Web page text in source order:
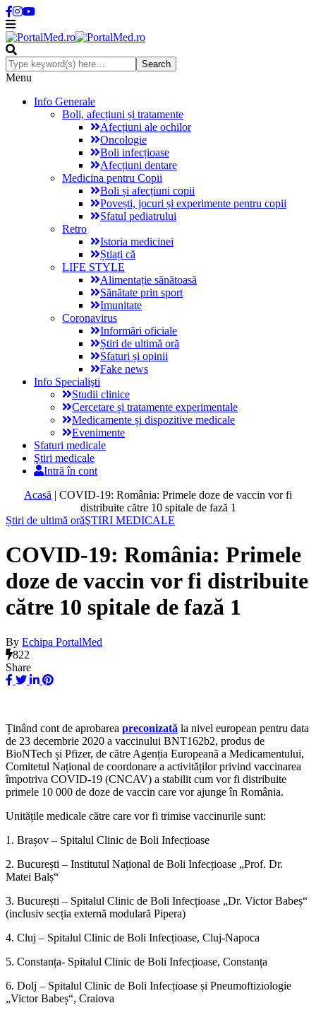
Menu
Info Generale
Boli, afecțiuni și tratamente
Afecțiuni ale ochilor
Oncologie
Boli infecțioase
Afecțiuni dentare
Medicina pentru Copii
Boli și afecțiuni copii
Povești, jocuri și experimente pentru copii
Sfatul pediatrului
Retro
Istoria medicinei
Știați că
LIFE STYLE
Alimentație sănătoasă
Sănătate prin sport
Imunitate
Coronavirus
Informări oficiale
Știri de ultimă oră
Sfaturi și opinii
Fake news
Info Specialişti
Studii clinice
Cercetare și tratamente experimentale
Medicamente și dispozitive medicale
Evenimente
Sfaturi medicale
Ştiri medicale
Intră în cont
Acasă | COVID-19: România: Primele doze de vaccin vor fi
distribuite către 10 spitale de fază 1
Știri de ultimă orăŞTIRI MEDICALE
COVID-19: România: Primele
doze de vaccin vor fi distribuite
către 10 spitale de fază 1
By Echipa PortalMed
822
Share
Ținând cont de aprobarea preconizată la nivel european pentru data
de 23 decembrie 2020 a vaccinului BNT162b2, produs de
BioNTech și Pfizer, de către Agenția Europeană a Medicamentului,
Comitetul Național de coordonare a activităților privind vaccinarea
împotriva COVID-19 (CNCAV) a stabilit cum vor fi distribuite
primele 10 000 de doze de vaccin care vor ajunge în România.
Unitățile medicale către care vor fi trimise vaccinurile sunt:
1. Brașov – Spitalul Clinic de Boli Infecțioase
2. București – Institutul Național de Boli Infecțioase „Prof. Dr.
Matei Balș“
3. București – Spitalul Clinic de Boli Infecțioase „Dr. Victor Babeș“
(inclusiv secția externă modulară Pipera)
4. Cluj – Spitalul Clinic de Boli Infecțioase, Cluj-Napoca
5. Constanța- Spitalul Clinic de Boli Infecțioase, Constanța
6. Dolj – Spitalul Clinic de Boli Infecțioase și Pneumoftiziologie
„Victor Babeș“, Craiova